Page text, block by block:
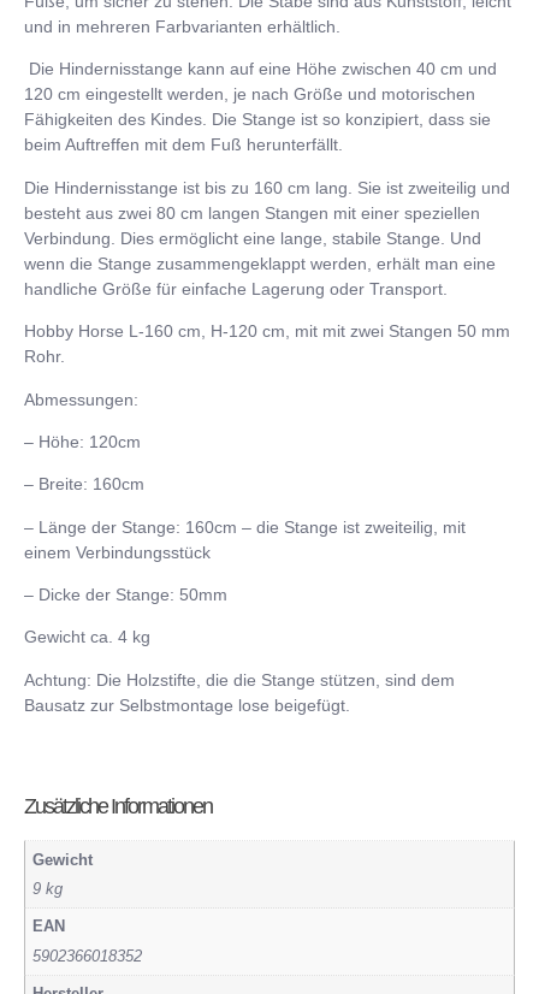
und in mehreren Farbvarianten erhältlich.
Die Hindernisstange kann auf eine Höhe zwischen 40 cm und
120 cm eingestellt werden, je nach Größe und motorischen
Fähigkeiten des Kindes. Die Stange ist so konzipiert, dass sie
beim Auftreffen mit dem Fuß herunterfällt.
Die Hindernisstange ist bis zu 160 cm lang. Sie ist zweiteilig und
besteht aus zwei 80 cm langen Stangen mit einer speziellen
Verbindung. Dies ermöglicht eine lange, stabile Stange. Und
wenn die Stange zusammengeklappt werden, erhält man eine
handliche Größe für einfache Lagerung oder Transport.
Hobby Horse L-160 cm, H-120 cm, mit mit zwei Stangen 50 mm
Rohr.
Abmessungen:
– Höhe: 120cm
– Breite: 160cm
– Länge der Stange: 160cm – die Stange ist zweiteilig, mit
einem Verbindungsstück
– Dicke der Stange: 50mm
Gewicht ca. 4 kg
Achtung: Die Holzstifte, die die Stange stützen, sind dem
Bausatz zur Selbstmontage lose beigefügt.
Zusätzliche Informationen
Gewicht
9 kg
EAN
5902366018352